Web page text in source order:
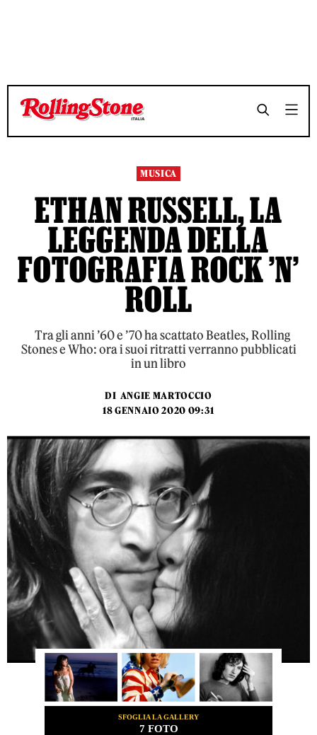
TEMPO DI LETTURA 3 MINUTI SHARE
TEMPO DI LETTURA 3 MINUTI SHARE
MUSICA
ETHAN RUSSELL, LA
LEGGENDA DELLA
FOTOGRAFIA ROCK ’N’
ROLL
Tra gli anni ’60 e ’70 ha scattato Beatles, Rolling
Stones e Who: ora i suoi ritratti verranno pubblicati
in un libro
DI ANGIE MARTOCCIO
18 GENNAIO 2020 09:31
SFOGLIA LA GALLERY
7 FOTO